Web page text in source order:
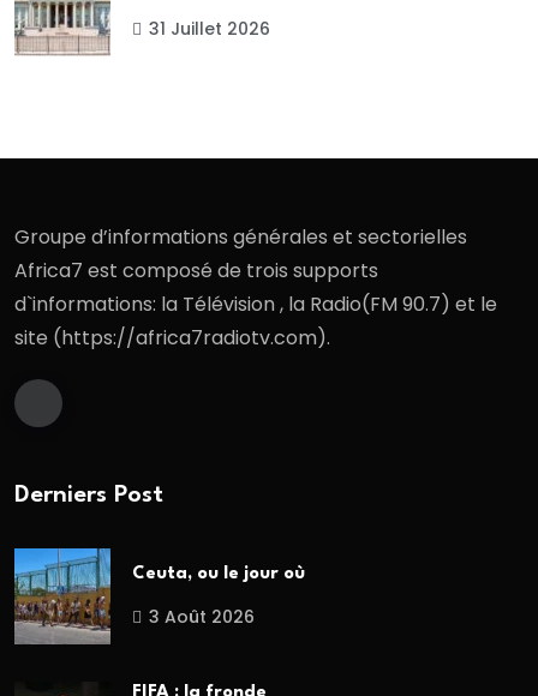
31 Juillet 2026
Groupe d’informations générales et sectorielles
Africa7 est composé de trois supports
d`informations: la Télévision , la Radio(FM 90.7) et le
site (https://africa7radiotv.com).
Derniers Post
Ceuta, ou le jour où
3 Août 2026
FIFA : la fronde